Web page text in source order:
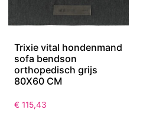
Trixie vital hondenmand
sofa bendson
orthopedisch grijs
80X60 CM
€ 115,43